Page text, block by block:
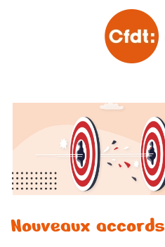
Skip to main content
Nouveaux accords